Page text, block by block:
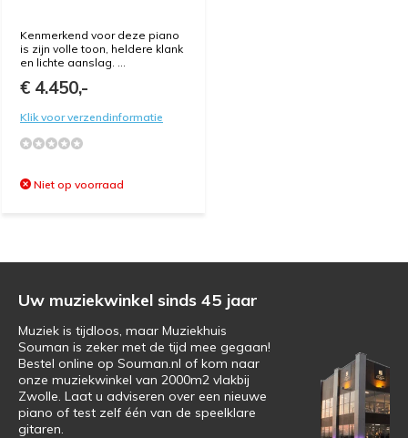
Kenmerkend voor deze piano
is zijn volle toon, heldere klank
en lichte aanslag. ...
€ 4.450,-
Klik voor verzendinformatie
Niet op voorraad
Uw muziekwinkel sinds 45 jaar
Muziek is tijdloos, maar Muziekhuis
Souman is zeker met de tijd mee gegaan!
Bestel online op Souman.nl of kom naar
onze muziekwinkel van 2000m2 vlakbij
Zwolle. Laat u adviseren over een nieuwe
piano of test zelf één van de speelklare
gitaren.